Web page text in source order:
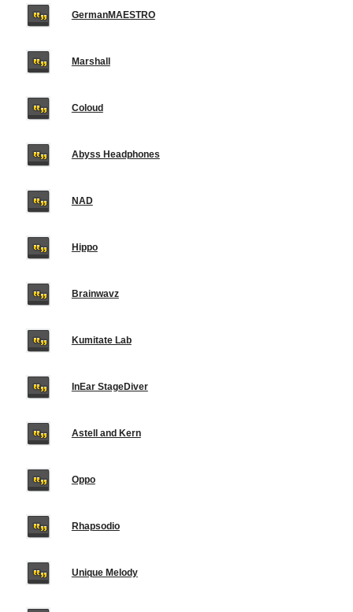
GermanMAESTRO
Marshall
Coloud
Abyss Headphones
NAD
Hippo
Brainwavz
Kumitate Lab
InEar StageDiver
Astell and Kern
Oppo
Rhapsodio
Unique Melody